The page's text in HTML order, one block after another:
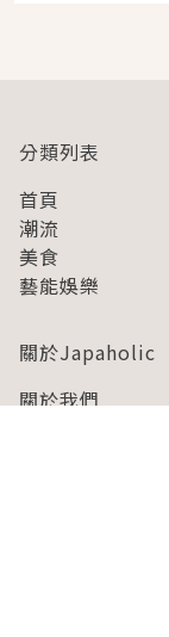
分類列表
首頁
潮流
美食
藝能娛樂
關於Japaholic
關於我們